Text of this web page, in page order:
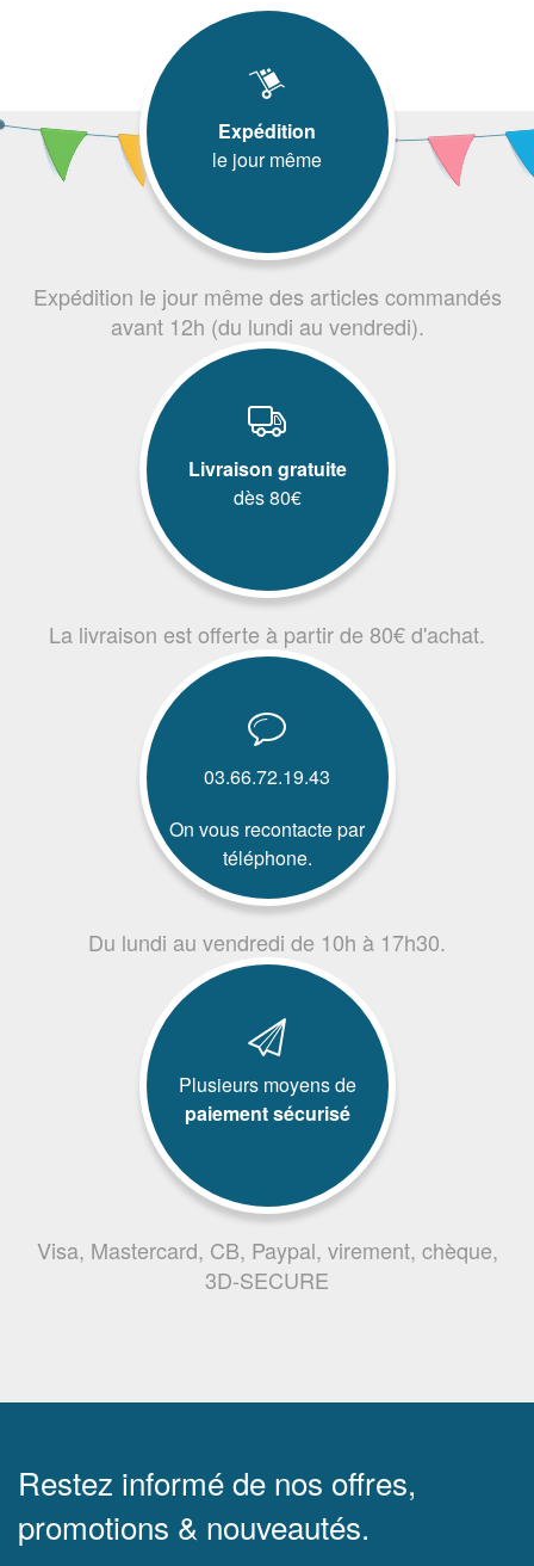
Expédition
le jour même
Expédition le jour même des articles commandés
avant 12h (du lundi au vendredi).
Livraison gratuite
dès 80€
La livraison est offerte à partir de 80€ d'achat.
03.66.72.19.43
On vous recontacte par
téléphone.
Du lundi au vendredi de 10h à 17h30.
Plusieurs moyens de
paiement sécurisé
Visa, Mastercard, CB, Paypal, virement, chèque,
3D-SECURE
Restez informé de nos offres,
promotions & nouveautés.